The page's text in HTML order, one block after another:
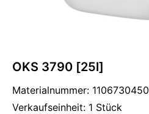
OKS 3790 [25l]
Materialnummer: 1106730450
Verkaufseinheit: 1 Stück